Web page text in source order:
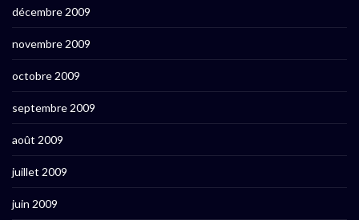
décembre 2009
novembre 2009
octobre 2009
septembre 2009
août 2009
juillet 2009
juin 2009